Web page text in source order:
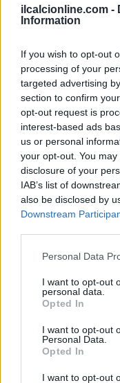
ilcalcionline.com -
Information
If you wish to opt-out
processing of your
targeted advertising
section to confirm
opt-out request is
interest-based ads
us or personal
your opt-out. You
disclosure of your
IAB’s list of
also be disclosed by
Downstream
Please note that this
not limited to your
grant or deny
use your data for
consent section.
Personal Data
I want to opt-out
personal data.
Opted In
I want to opt-out
Personal Data.
Opted In
I want to opt-out
squadra di alto
rappresenta un
società è pronta a
la squadra in vista
AUTORE
tecnici dal
da allora
redazione
prove su
cronaca'